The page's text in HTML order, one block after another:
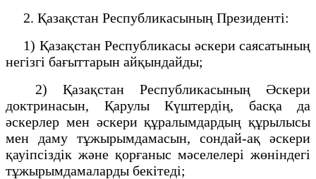
2. Қазақстан Республикасының Президентi:
1) Қазақстан Республикасы әскери саясатының
негiзгi бағыттарын айқындайды;
2) Қазақстан Республикасының Əскери
доктринасын, Қарулы Күштердің, басқа да
əскерлер мен əскери құралымдардың құрылысы
мен даму тұжырымдамасын, сондай-ақ əскери
қауіпсіздік жəне қорғаныс мəселелері жөніндегі
тұжырымдамаларды бекiтеді;